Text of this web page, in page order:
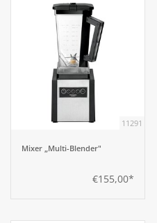
Küchenmöbel
11291
Mixer „Multi-Blender"
€155,00*